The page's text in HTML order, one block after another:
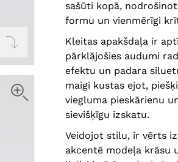
sašūti kopā,
formu un vienmērīgi
Kleitas apakšdaļa ir
pārklājošies audumi
efektu un padara
maigi kustas ejot,
viegluma pieskārienu
sievišķīgu izskatu.
Veidojot stilu, ir vērts
akcentē modeļa krāsu